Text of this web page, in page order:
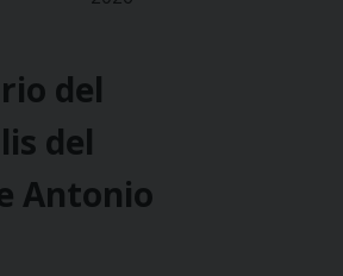
del
del
Antonio